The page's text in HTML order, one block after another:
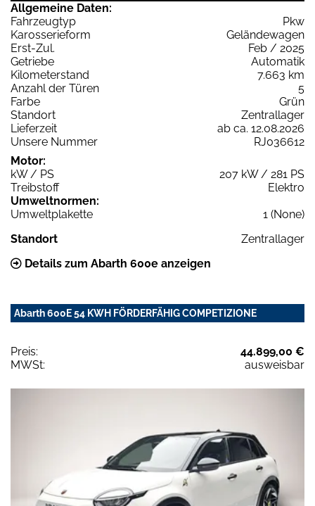
Allgemeine Daten:
Fahrzeugtyp
Pkw
Karosserieform
Geländewagen
Erst-Zul.
Feb / 2025
Getriebe
Automatik
Kilometerstand
7.663 km
Anzahl der Türen
5
Farbe
Grün
Standort
Zentrallager
Lieferzeit
ab ca. 12.08.2026
Unsere Nummer
RJ036612
Motor:
kW / PS
207 kW / 281 PS
Treibstoff
Elektro
Umweltnormen:
Umweltplakette
1 (None)
Standort
Zentrallager
Details zum Abarth 600e anzeigen
Abarth 600E 54 KWH FÖRDERFÄHIG COMPETIZIONE
Preis:
44.899,00 €
MWSt:
ausweisbar